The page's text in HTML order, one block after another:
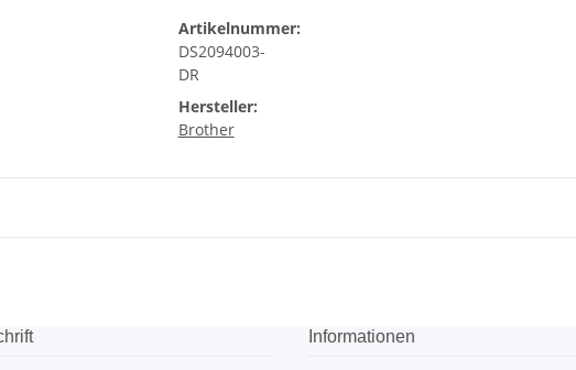
Artikelnummer:
DS2094003-
DR
Hersteller:
Brother
Informationen